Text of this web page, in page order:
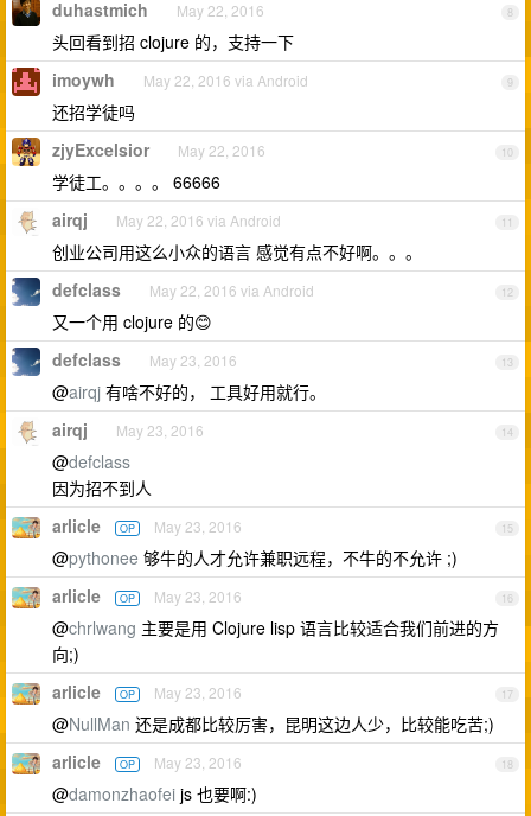
8
duhastmich May 22, 2016
头回看到招 clojure 的，支持一下
9
imoywh May 22, 2016 via Android
还招学徒吗
10
zjyExcelsior May 22, 2016
学徒工。。。。 66666
11
airqj May 22, 2016 via Android
创业公司用这么小众的语言 感觉有点不好啊。。。
12
defclass May 22, 2016 via Android
又一个用 clojure 的😊
13
defclass May 23, 2016
@airqj 有啥不好的， 工具好用就行。
14
airqj May 23, 2016
@defclass
因为招不到人
15
arlicle OP May 23, 2016
@pythonee 够牛的人才允许兼职远程，不牛的不允许 ;)
16
arlicle OP May 23, 2016
@chrlwang 主要是用 Clojure lisp 语言比较适合我们前进的方
向;)
17
arlicle OP May 23, 2016
@NullMan 还是成都比较厉害，昆明这边人少，比较能吃苦;)
18
arlicle OP May 23, 2016
@damonzhaofei js 也要啊:)